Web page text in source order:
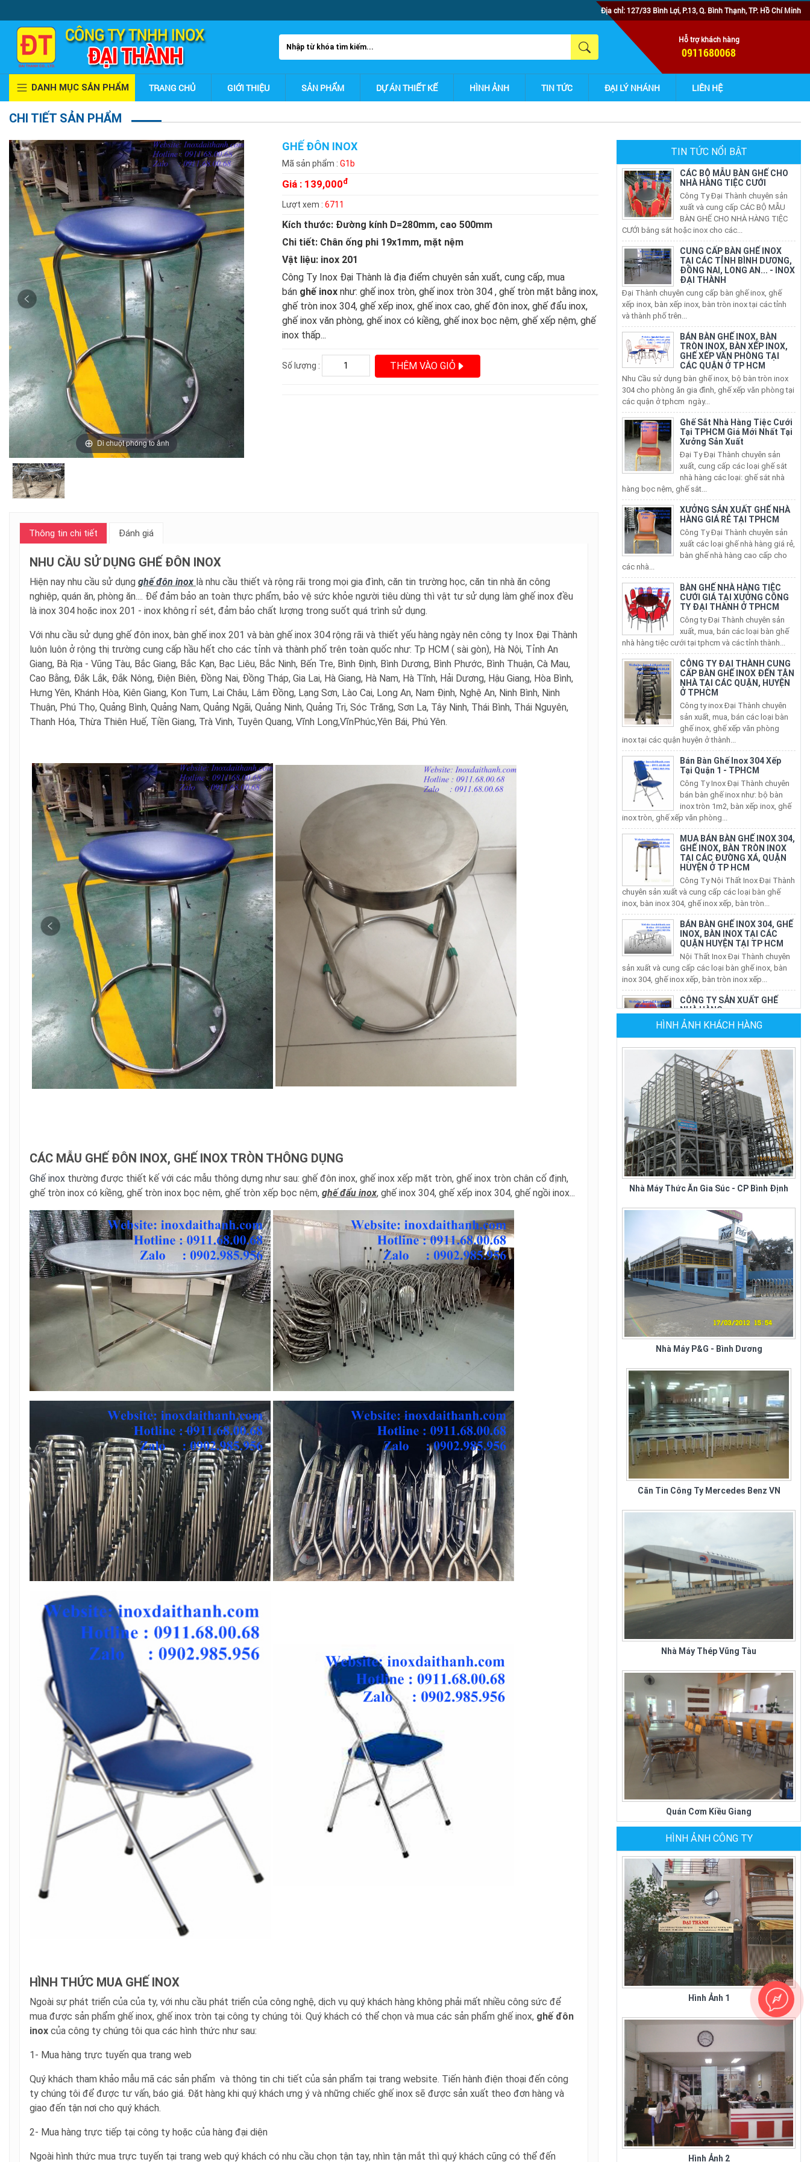
Địa chỉ: 127/33 Bình Lợi, P.13, Q. Bình Thạnh, TP. Hồ Chí Minh
Hỗ trợ khách hàng
0911680068
DANH MỤC SẢN PHẨM TRANG CHỦ GIỚI THIỆU SẢN PHẨM DỰ ÁN THIẾT KẾ HÌNH ẢNH TIN TỨC ĐẠI LÝ NHÁNH LIÊN HỆ
CHI TIẾT SẢN PHẨM
Di chuột phóng to ảnh
GHẾ ĐÔN INOX
Mã sản phẩm : G1b
Giá : 139,000đ
Lượt xem : 6711
Kích thước: Đường kính D=280mm, cao 500mm
Chi tiết: Chân ống phi 19x1mm, mặt nệm
Vật liệu: inox 201
Công Ty Inox Đại Thành là địa điểm chuyên sản xuất, cung cấp, mua
bán ghế inox như: ghế inox tròn, ghế inox tròn 304 , ghế tròn mặt bằng inox,
ghế tròn inox 304, ghế xếp inox, ghế inox cao, ghế đôn inox, ghế đẩu inox,
ghế inox văn phòng, ghế inox có kiềng, ghế inox bọc nệm, ghế xếp nệm, ghế
inox thấp...
Số lượng : THÊM VÀO GIỎ
Thông tin chi tiết Đánh giá
NHU CẦU SỬ DỤNG GHẾ ĐÔN INOX
Hiện nay nhu cầu sử dụng ghế đôn inox là nhu cầu thiết và rộng rãi trong mọi gia đình, căn tin trường học, căn tin nhà ăn công
nghiệp, quán ăn, phòng ăn.... Để đảm bảo an toàn thực phẩm, bảo vệ sức khỏe người tiêu dùng thì vật tư sử dụng làm ghế inox đều
là inox 304 hoặc inox 201 - inox không rỉ sét, đảm bảo chất lượng trong suốt quá trình sử dụng.
Với nhu cầu sử dụng ghế đôn inox, bàn ghế inox 201 và bàn ghế inox 304 rộng rãi và thiết yếu hàng ngày nên công ty Inox Đại Thành
luôn luôn ở rộng thị trường cung cấp hầu hết cho các tỉnh và thành phố trên toàn quốc như: Tp HCM ( sài gòn), Hà Nội, Tỉnh An
Giang, Bà Rịa - Vũng Tàu, Bắc Giang, Bắc Kạn, Bạc Liêu, Bắc Ninh, Bến Tre, Bình Định, Bình Dương, Bình Phước, Bình Thuận, Cà Mau,
Cao Bằng, Đắk Lắk, Đắk Nông, Điện Biên, Đồng Nai, Đồng Tháp, Gia Lai, Hà Giang, Hà Nam, Hà Tĩnh, Hải Dương, Hậu Giang, Hòa Bình,
Hưng Yên, Khánh Hòa, Kiên Giang, Kon Tum, Lai Châu, Lâm Đồng, Lạng Sơn, Lào Cai, Long An, Nam Định, Nghệ An, Ninh Bình, Ninh
Thuận, Phú Thọ, Quảng Bình, Quảng Nam, Quảng Ngãi, Quảng Ninh, Quảng Trị, Sóc Trăng, Sơn La, Tây Ninh, Thái Bình, Thái Nguyên,
Thanh Hóa, Thừa Thiên Huế, Tiền Giang, Trà Vinh, Tuyên Quang, Vĩnh Long,VĩnPhúc,Yên Bái, Phú Yên.
CÁC MẪU GHẾ ĐÔN INOX, GHẾ INOX TRÒN THÔNG DỤNG
Ghế inox thường được thiết kế với các mẫu thông dựng như sau: ghế đôn inox, ghế inox xếp mặt tròn, ghế inox tròn chân cố định,
ghế tròn inox có kiềng, ghế tròn inox bọc nệm, ghế tròn xếp bọc nệm, ghế đẩu inox, ghế inox 304, ghế xếp inox 304, ghế ngồi inox...
HÌNH THỨC MUA GHẾ INOX
Ngoài sự phát triển của của ty, với nhu cầu phát triển của công nghệ, dịch vụ quý khách hàng không phải mất nhiều công sức để
mua được sản phẩm ghế inox, ghế inox tròn tại công ty chúng tôi. Quý khách có thể chọn và mua các sản phẩm ghế inox, ghế đôn
inox của công ty chúng tôi qua các hình thức như sau:
1- Mua hàng trực tuyến qua trang web
Quý khách tham khảo mẫu mã các sản phẩm và thông tin chi tiết của sản phẩm tại trang website. Tiến hành điện thoại đến công
ty chúng tôi để được tư vấn, báo giá. Đặt hàng khi quý khách ưng ý và những chiếc ghế inox sẽ được sản xuất theo đơn hàng và
giao đến tận nơi cho quý khách.
2- Mua hàng trực tiếp tại công ty hoặc của hàng đại diện
Ngoài hình thức mua trực tuyến tại trang web quý khách có nhu cầu chọn tận tay, nhìn tận mắt thì quý khách cũng có thể đến
TIN TỨC NỔI BẬT
CÁC BỘ MẪU BÀN GHẾ CHO
NHÀ HÀNG TIỆC CƯỚI
Công Ty Đại Thành chuyên sản
xuất và cung cấp CÁC BỘ MẪU
BÀN GHẾ CHO NHÀ HÀNG TIỆC
CƯỚI bằng sắt hoặc inox cho các...
CUNG CẤP BÀN GHẾ INOX
TẠI CÁC TỈNH BÌNH DƯƠNG,
ĐỒNG NAI, LONG AN... - INOX
ĐẠI THÀNH
Đại Thành chuyên cung cấp bàn ghế inox, ghế
xếp inox, bàn xếp inox, bàn tròn inox tại các tỉnh
và thành phố trên...
BÁN BÀN GHẾ INOX, BÀN
GHẾ XẾP VĂN PHÒNG TẠI
CÁC QUẬN Ở TP HCM
Nhu Cầu sử dụng bàn ghế inox, bộ bàn tròn inox
304 cho phòng ăn gia đình, ghế xếp văn phòng tại
các quận ở tphcm ngày...
Ghế Sắt Nhà Hàng Tiệc Cưới
Tại TPHCM Giá Mới Nhất Tại
Xưởng Sản Xuất
Đại Ty Đại Thành chuyên sản
xuất, cung cấp các loại ghế sắt
nhà hàng các loại: ghế sắt nhà
hàng bọc nệm, ghế sắt...
XƯỞNG SẢN XUẤT GHẾ NHÀ
Công Ty Đại Thành chuyên sản
xuất các loại ghế nhà hàng giá rẻ,
bàn ghế nhà hàng cao cấp cho
các nhà...
TY ĐẠI THÀNH Ở TPHCM
Công ty Đại Thành chuyên sản
xuất, mua, bán các loại bàn ghế
nhà hàng tiệc cưới tại tphcm và các tỉnh thành...
CÔNG TY ĐẠI THÀNH CUNG
CẤP BÀN GHẾ INOX ĐẾN TẬN
NHÀ TẠI CÁC QUẬN, HUYỆN
Ở TPHCM
Công ty inox Đại Thành chuyên
sản xuất, mua, bán các loại bàn
ghế inox, ghế xếp văn phòng
inox tại các quận huyện ở thành...
Bán Bàn Ghế Inox 304 Xếp
Tại Quận 1 - TPHCM
Công Ty Inox Đại Thành chuyên
bán bàn ghế inox như: bộ bàn
inox tròn 1m2, bàn xếp inox, ghế
inox tròn, ghế xếp văn phòng...
MUA BÁN BÀN GHẾ INOX 304,
GHẾ INOX, BÀN TRÒN INOX
TẠI CÁC ĐƯỜNG XÁ, QUẬN
HUYỆN Ở TP HCM
Công Ty Nội Thất Inox Đại Thành
chuyên sản xuất và cung cấp các loại bàn ghế
inox, bàn inox 304, ghế inox xếp, bàn tròn...
BÁN BÀN GHẾ INOX 304, GHẾ
INOX, BÀN INOX TẠI CÁC
QUẬN HUYỆN TẠI TP HCM
Nội Thất Inox Đại Thành chuyên
sản xuất và cung cấp các loại bàn ghế inox, bàn
inox 304, ghế inox xếp, bàn tròn inox xếp...
CÔNG TY SẢN XUẤT GHẾ
NHÀ HÀNG
Công Ty Đại Thành chuyên sản
xuất ghế nhà hàng tiệc cưới tại
tphcm và toàn quốc. Nhằm đáp
CÔNG TY SẢN XUẤT BÀN
GHẾ NHÀ HÀNG CHO NHÀ
HÀNG TIỆC CƯỚI
Công Ty Đại Thành chuyên sản
xuất bàn ghế nhà hàng tiệc cưới tại tphcm và toàn
quốc. Nhằm đáp ứng nhu cầu sử dụng...
HÌNH ẢNH KHÁCH HÀNG
Nhà Máy Thức Ăn Gia Súc - CP Bình Định
Nhà Máy P&G - Bình Dương
Căn Tin Công Ty Mercedes Benz VN
Quán Cơm Kiều Giang
Sân Bay Tân Sơn Nhất - Hình 1
Căn Tin Nhà Máy Thép TQ
HÌNH ẢNH CÔNG TY
Hình Ảnh 1
Hình Ảnh 2